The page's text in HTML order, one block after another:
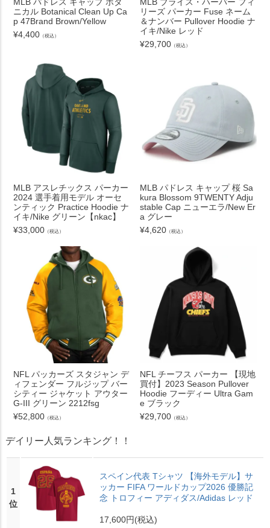
ニカル Botanical Clean Up Ca
p 47Brand Brown/Yellow
¥4,400 （税込）
リーズ パーカー Fuse ネーム
＆ナンバー Pullover Hoodie ナ
イキ/Nike レッド
¥29,700 （税込）
MLB アスレチックス パーカー
2024 選手着用モデル オーセ
ンティック Practice Hoodie ナ
イキ/Nike グリーン【nkac】
¥33,000 （税込）
MLB パドレス キャップ 桜 Sa
kura Blossom 9TWENTY Adju
stable Cap ニューエラ/New Er
a グレー
¥4,620 （税込）
NFL パッカーズ スタジャン デ
ィフェンダー フルジップ バー
シティー ジャケット アウター
G-III グリーン 2212fsg
¥52,800 （税込）
NFL チーフス パーカー 【現地
買付】2023 Season Pullover
Hoodie フーディー Ultra Gam
e ブラック
¥29,700 （税込）
デイリー人気ランキング！！
1
位
スペイン代表 Tシャツ 【海外モデル】サ
ッカー FIFA ワールドカップ2026 優勝記
念 トロフィー アディダス/Adidas レッド
17,600円(税込)